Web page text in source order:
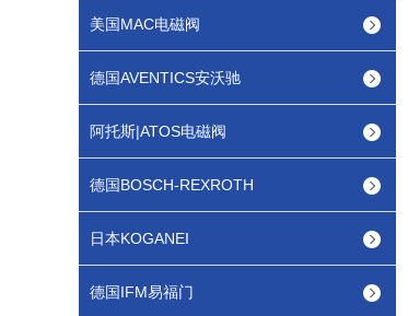
美国MAC电磁阀
德国AVENTICS安沃驰
阿托斯|ATOS电磁阀
德国BOSCH-REXROTH
日本KOGANEI
德国IFM易福门